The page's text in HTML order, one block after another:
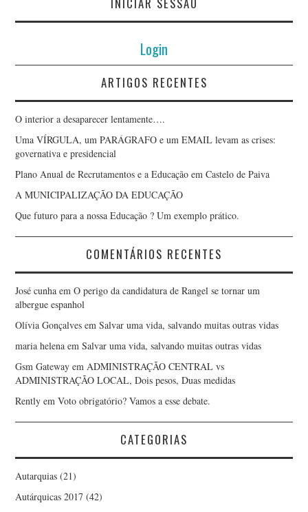
Login
ARTIGOS RECENTES
O interior a desaparecer lentamente….
Uma VÍRGULA, um PARÁGRAFO e um EMAIL levam as crises:
governativa e presidencial
Plano Anual de Recrutamentos e a Educação em Castelo de Paiva
A MUNICIPALIZAÇÃO DA EDUCAÇÃO
Que futuro para a nossa Educação ? Um exemplo prático.
COMENTÁRIOS RECENTES
José cunha emO perigo da candidatura de Rangel se tornar um
albergue espanhol
Olívia Gonçalves emSalvar uma vida, salvando muitas outras vidas
maria helena emSalvar uma vida, salvando muitas outras vidas
Gsm Gateway emADMINISTRAÇÃO CENTRAL vs
ADMINISTRAÇÃO LOCAL, Dois pesos, Duas medidas
Rently emVoto obrigatório? Vamos a esse debate.
CATEGORIAS
Autarquias (21)
Autárquicas 2017 (42)